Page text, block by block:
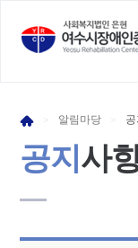
> 알림 마당 >
공지 사